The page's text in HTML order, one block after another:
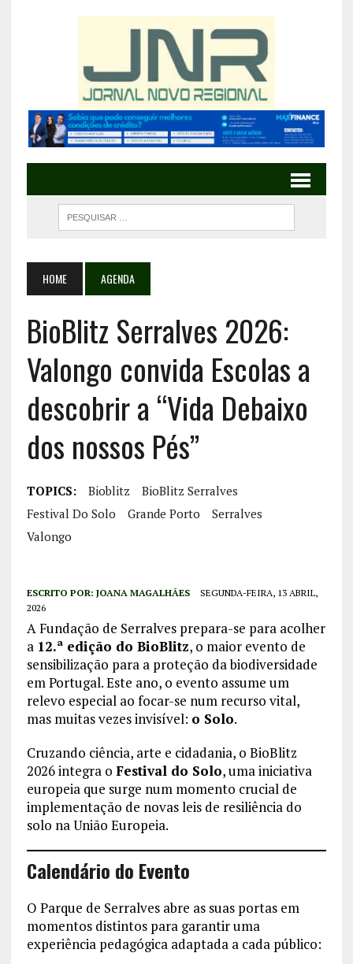
HOME AGENDA
BioBlitz Serralves 2026:
Valongo convida Escolas a
descobrir a “Vida Debaixo
dos nossos Pés”
TOPICS: Bioblitz
BioBlitz Serralves
Festival Do Solo
Grande Porto
Serralves
Valongo
ESCRITO POR: JOANA MAGALHÃES
SEGUNDA-FEIRA, 13 ABRIL,
2026
A Fundação de Serralves prepara-se para acolher
a 12.ª edição do BioBlitz, o maior evento de
sensibilização para a proteção da biodiversidade
em Portugal. Este ano, o evento assume um
relevo especial ao focar-se num recurso vital,
mas muitas vezes invisível: o Solo.
Cruzando ciência, arte e cidadania, o BioBlitz
2026 integra o Festival do Solo, uma iniciativa
europeia que surge num momento crucial de
implementação de novas leis de resiliência do
solo na União Europeia.
Calendário do Evento
O Parque de Serralves abre as suas portas em
momentos distintos para garantir uma
experiência pedagógica adaptada a cada público: